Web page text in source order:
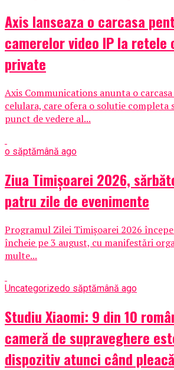
Axis lanseaza o carcasa
camerelor video IP la retele
private
Axis Communications anunta o
celulara, care ofera o solutie completa
punct de vedere al...
o săptămână ago
Ziua Timișoarei 2026,
patru zile de evenimente
Programul Zilei Timișoarei 2026
încheie pe 3 august, cu manifestări
multe...
Uncategorizedo săptămână ago
Studiu Xiaomi: 9 din 10
cameră de supraveghere
dispozitiv atunci când